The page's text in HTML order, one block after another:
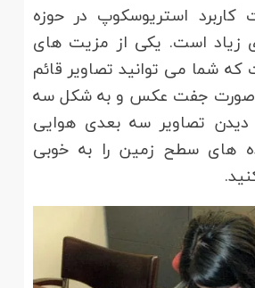
کاربرد استریوسکوپ در حوزه
زیاد است. یکی از مزیت های
شما می توانید تصاویر قائم
صورت جفت عکس و به شکل سه
دیدن تصاویر سه بعدی هوایی
های سطح زمین را به خوبی